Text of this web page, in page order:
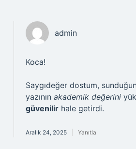
admin
Koca!
Saygıdeğer dostum,
yazının akademik değerini
güvenilir hale getirdi.
Aralık 24, 2025 Yanıtla